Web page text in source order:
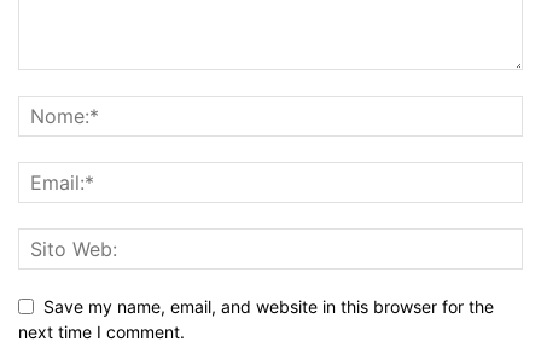
Save my name, email, and website in this browser for the
next time I comment.